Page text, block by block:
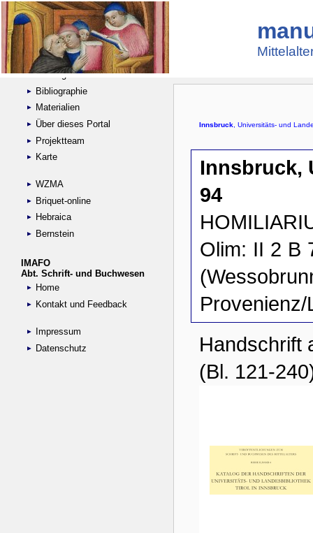
Suche
Handschriftensammlungen
Digitalisierte Handschriften
Kataloge
Bibliographie
Materialien
Über dieses Portal
Projektteam
Karte
WZMA
Briquet-online
Hebraica
Bernstein
IMAFO
Abt. Schrift- und Buchwesen
Home
Kontakt und Feedback
Impressum
Datenschutz